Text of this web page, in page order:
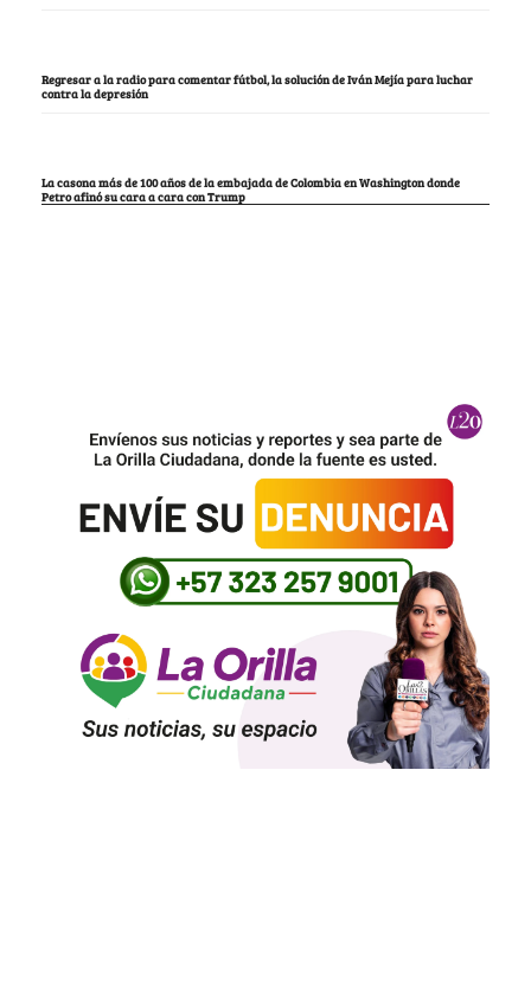
Regresar a la radio para comentar fútbol, la solución de Iván Mejía para luchar
contra la depresión
La casona más de 100 años de la embajada de Colombia en Washington donde
Petro afinó su cara a cara con Trump